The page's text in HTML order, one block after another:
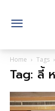
Home Tags
Tag: ลี้